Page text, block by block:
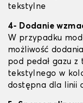
tekstylne
4- Dodanie
W przypadku
możliwość
pod pedał gazu z
tekstylnego w
dostępna dla linii